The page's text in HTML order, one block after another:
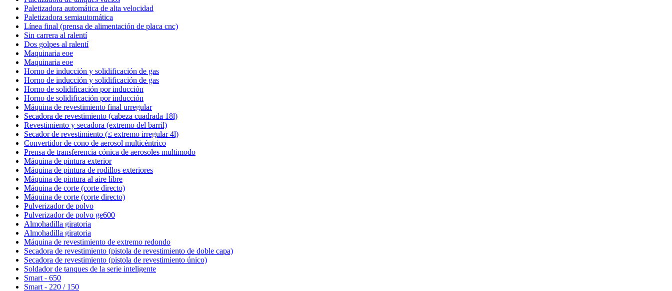
Paletizadora automática de alta velocidad
Paletizadora semiautomática
Línea final (prensa de alimentación de placa cnc)
Sin carrera al ralentí
Dos golpes al ralentí
Maquinaria eoe
Maquinaria eoe
Horno de inducción y solidificación de gas
Horno de inducción y solidificación de gas
Horno de solidificación por inducción
Horno de solidificación por inducción
Máquina de revestimiento final urregular
Secadora de revestimiento (cabeza cuadrada 18l)
Revestimiento y secadora (extremo del barril)
Secador de revestimiento (≤ extremo irregular 4l)
Convertidor de cono de aerosol multicéntrico
Prensa de transferencia cónica de aerosoles multimodo
Máquina de pintura exterior
Máquina de pintura de rodillos exteriores
Máquina de pintura al aire libre
Máquina de corte (corte directo)
Máquina de corte (corte directo)
Pulverizador de polvo
Pulverizador de polvo ge600
Almohadilla giratoria
Almohadilla giratoria
Máquina de revestimiento de extremo redondo
Secadora de revestimiento (pistola de revestimiento de doble capa)
Secadora de revestimiento (pistola de revestimiento único)
Soldador de tanques de la serie inteligente
Smart - 650
Smart - 220 / 150